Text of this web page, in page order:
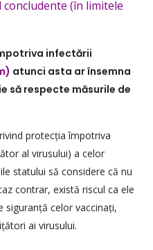
(în limitele
infectării
atunci asta ar însemna
să respecte măsurile de
protecția împotriva
al virusului) a celor
statului să considere că nu
contrar, există riscul ca ele
siguranță celor vaccinați,
ai virusului.